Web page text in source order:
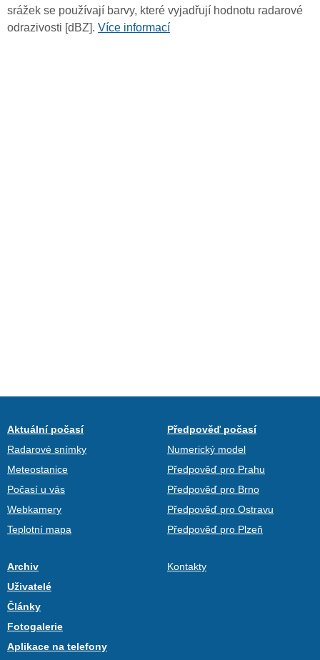
srážek se používají barvy, které vyjadřují hodnotu radarové
odrazivosti [dBZ]. Více informací
Aktuální počasí
Radarové snímky
Meteostanice
Počasí u vás
Webkamery
Teplotní mapa
Předpověď počasí
Numerický model
Předpověď pro Prahu
Předpověď pro Brno
Předpověď pro Ostravu
Předpověď pro Plzeň
Archiv
Uživatelé
Články
Fotogalerie
Aplikace na telefony
Kontakty